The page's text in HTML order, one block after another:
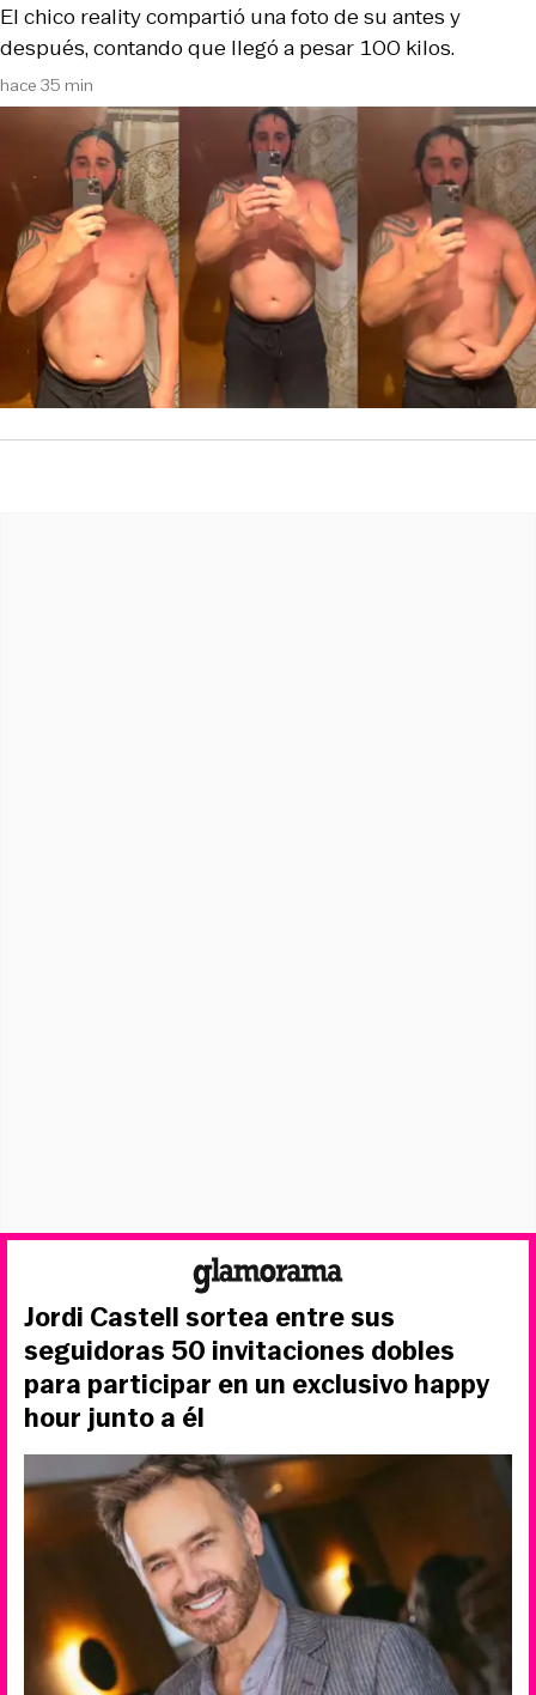
hace 35 min
El chico reality compartió una foto de su antes y
después, contando que llegó a pesar 100 kilos.
Jordi Castell sortea entre sus
seguidoras 50 invitaciones dobles
para participar en un exclusivo happy
hour junto a él